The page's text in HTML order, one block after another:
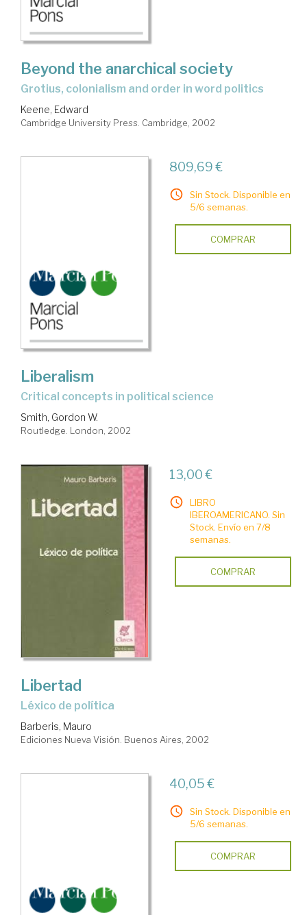
Beyond the anarchical society
Grotius, colonialism and order in word politics
Keene, Edward
Cambridge University Press. Cambridge, 2002
809,69 €
Sin Stock. Disponible en
5/6 semanas.
COMPRAR
Liberalism
critical concepts in political science
Smith, Gordon W.
Routledge. London, 2002
13,00 €
LIBRO
IBEROAMERICANO. Sin
Stock. Envío en 7/8
semanas.
COMPRAR
Libertad
léxico de política
Barberis, Mauro
Ediciones Nueva Visión. Buenos Aires, 2002
40,05 €
Sin Stock. Disponible en
5/6 semanas.
COMPRAR